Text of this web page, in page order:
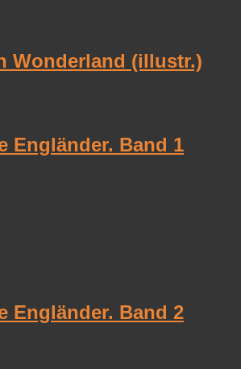
Wonderland (illustr.)
Engländer. Band 1
Engländer. Band 2